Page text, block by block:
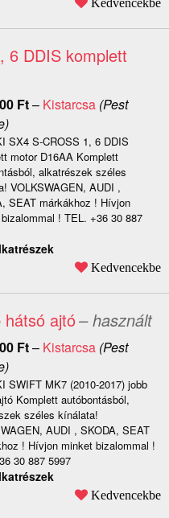
Kedvencekbe
6 DDIS komplett
Ft– Kistarcsa(Pest
SX4 S-CROSS 1, 6 DDIS
motor D16AA Komplett
alkatrészek széles
VOLKSWAGEN, AUDI ,
SEAT márkákhoz ! Hívjon
! TEL. +36 30 887
Kedvencekbe
hátsó ajtó– használt
Ft– Kistarcsa(Pest
SWIFT MK7 (2010-2017) jobb
Komplett autóbontásból,
széles kínálata!
AUDI , SKODA, SEAT
! Hívjon minket bizalommal !
30 887 5997
Kedvencekbe